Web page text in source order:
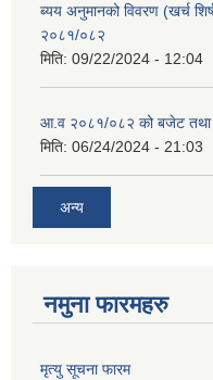
ब्यय अनुमानको विवरण (खर्च
२०८१/०८२
मिति: 09/22/2024 - 12:04
आ.व २०८१/०८२ को बजेट तथा
मिति: 06/24/2024 - 21:03
अन्य
नमुना फारमहरु
मृत्यु सूचना फारम